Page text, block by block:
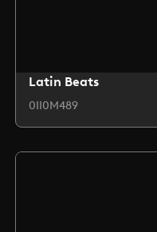
Latin Beats
0II0M489